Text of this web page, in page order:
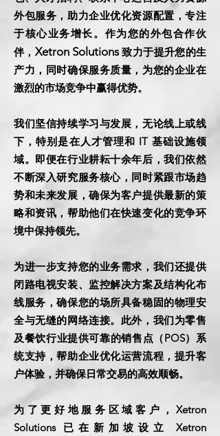
外包服务，助力企业优化资源配置，专注
于核心业务增长。作为您的外包合作伙
伴， Xetron Solutions致力于提升您的生
产力，同时确保服务质量，为您的企业在
激烈的市场竞争中赢得优势。
我们坚信持续学习与发展，无论线上或线
下，特别是在人才管理和 IT 基础设施领
域。即便在行业耕耘十余年后，我们依然
不断深入研究服务核心，同时紧跟市场趋
势和未来发展，确保为客户提供最新的策
略和资讯，帮助他们在快速变化的竞争环
境中保持领先。
为进一步支持您的业务需求，我们还提供
闭路电视安装、监控解决方案及结构化布
线服务，确保您的场所具备稳固的物理安
全与无缝的网络连接。此外，我们为零售
及餐饮行业提供可靠的销售点（POS）系
统支持，帮助企业优化运营流程，提升客
户体验，并确保日常交易的高效顺畅。
为了更好地服务区域客户，Xetron
Solutions 已在新加坡设立 Xetron